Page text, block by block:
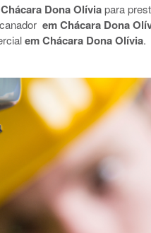
Dona Olíviapara
em Chácara Dona
em Chácara Dona Olívia.